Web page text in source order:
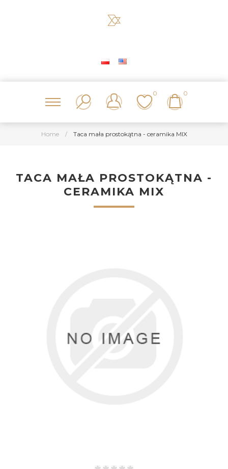
0 0
Home / Taca mała prostokątna - ceramika MIX
TACA MAŁA PROSTOKĄTNA -
CERAMIKA MIX